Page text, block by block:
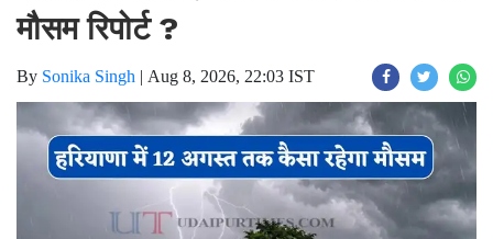
मौसम रिपोर्ट ?
By Sonika Singh | Aug 8, 2026, 22:03 IST